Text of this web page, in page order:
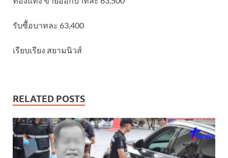
รับซื้อบาทละ 63,400
เรียบเรียง สยามนิวส์
RELATED POSTS